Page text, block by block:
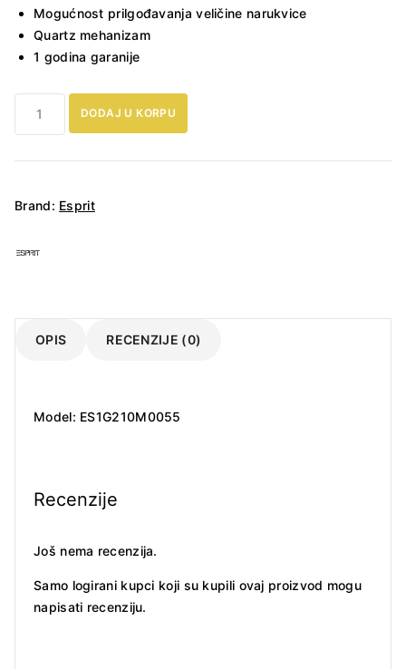
Mogućnost prilgođavanja veličine narukvice
Quartz mehanizam
1 godina garanije
DODAJ U KORPU
Brand: Esprit
OPIS RECENZIJE (0)
Model: ES1G210M0055
Recenzije
Još nema recenzija.
Samo logirani kupci koji su kupili ovaj proizvod mogu
napisati recenziju.